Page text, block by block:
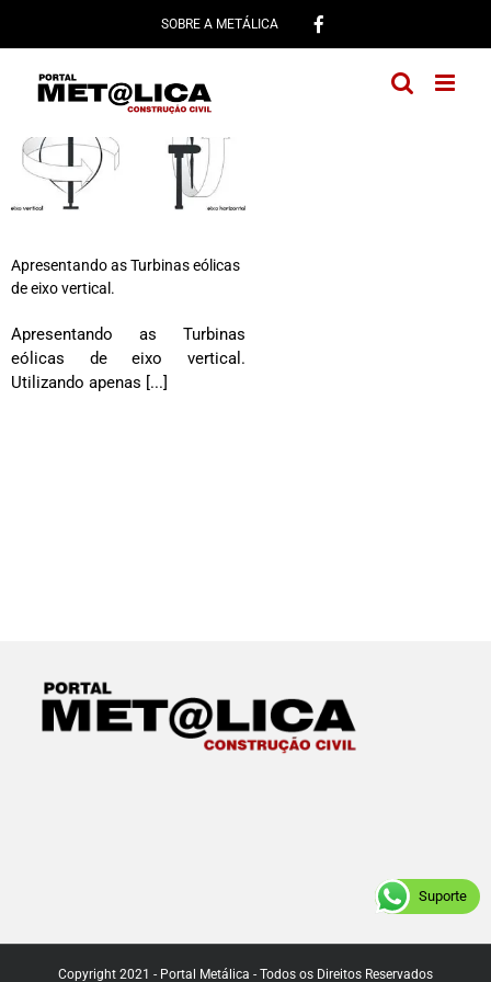
conteúdo
SOBRE A METÁLICA
Apresentando as Turbinas eólicas
de eixo vertical.
Apresentando as Turbinas
eólicas de eixo vertical.
Utilizando apenas [...]
Copyright 2021 - Portal Metálica - Todos os Direitos Reservados
Suporte